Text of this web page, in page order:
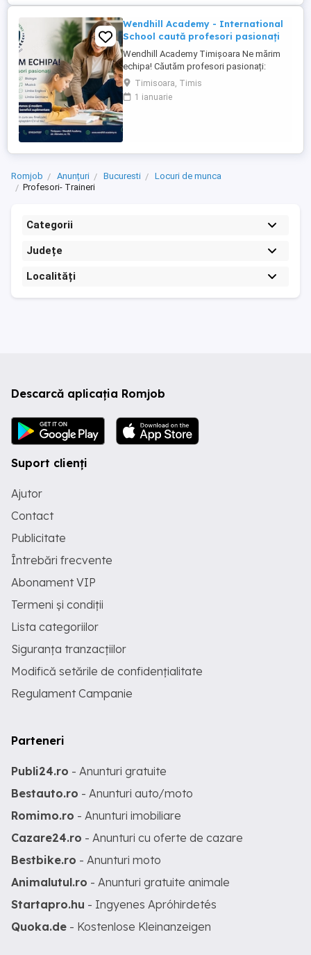
Wendhill Academy - International
School caută profesori pasionați
Wendhill Academy Timișoara Ne mărim
echipa! Căutăm profesori pasionați:
Limba Română Matematică Istorie Fizică
Biologie Muzică Limba Engleză Limba
Germană Oferim: Mediu prietenos și
Timisoara, Timis
1 ianuarie
Romjob Anunțuri Bucuresti
Locuri de munca
Profesori- Traineri
Categorii
Județe
Localități
Descarcă aplicația Romjob
Suport clienți
Ajutor
Contact
Publicitate
Întrebări frecvente
Abonament VIP
Termeni și condiții
Lista categoriilor
Siguranța tranzacțiilor
Modifică setările de confidențialitate
Regulament Campanie
Parteneri
Publi24.ro - Anunturi gratuite
Bestauto.ro - Anunturi auto/moto
Romimo.ro - Anunturi imobiliare
Cazare24.ro - Anunturi cu oferte de cazare
Bestbike.ro - Anunturi moto
Animalutul.ro - Anunturi gratuite animale
Startapro.hu - Ingyenes Apróhirdetés
Quoka.de - Kostenlose Kleinanzeigen